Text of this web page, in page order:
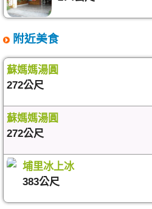
附近美食
蘇媽媽湯圓
272公尺
蘇媽媽湯圓
272公尺
埔里冰上冰
383公尺